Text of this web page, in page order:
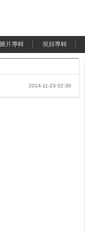
圖片專輯 視頻專輯
2014-11-23 02:30